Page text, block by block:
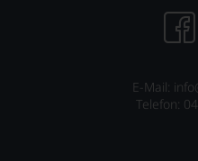
E-Mail:
Telefon: